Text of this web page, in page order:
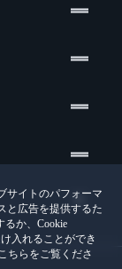
サイトのパフォーマ
と広告を提供するた
るか、Cookie
入れることができ
ちらをご覧くださ